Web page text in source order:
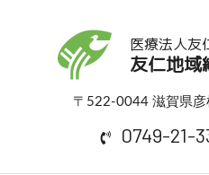
医療法人友
友仁地域
〒522-0044 滋賀県
0749-21-